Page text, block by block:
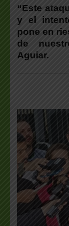
“Este
y el
pone en
de
Aguiar.